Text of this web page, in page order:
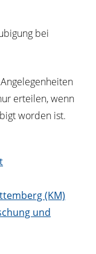
bei
erteilen, wenn
worden ist.
(KM)
und